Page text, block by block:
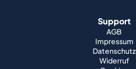
Support
AGB
Impressum
Datenschutz
Widerruf